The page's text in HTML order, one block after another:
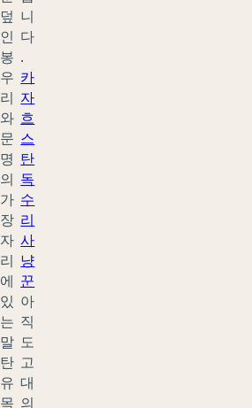
덮
인
봉
우
리
와
문
명
의
가
장
자
리
에
있
는
말
탄
유
목
니
다
.
카
자
흐
스
탄
독
수
리
사
냥
꾼
아
직
도
고
대
의